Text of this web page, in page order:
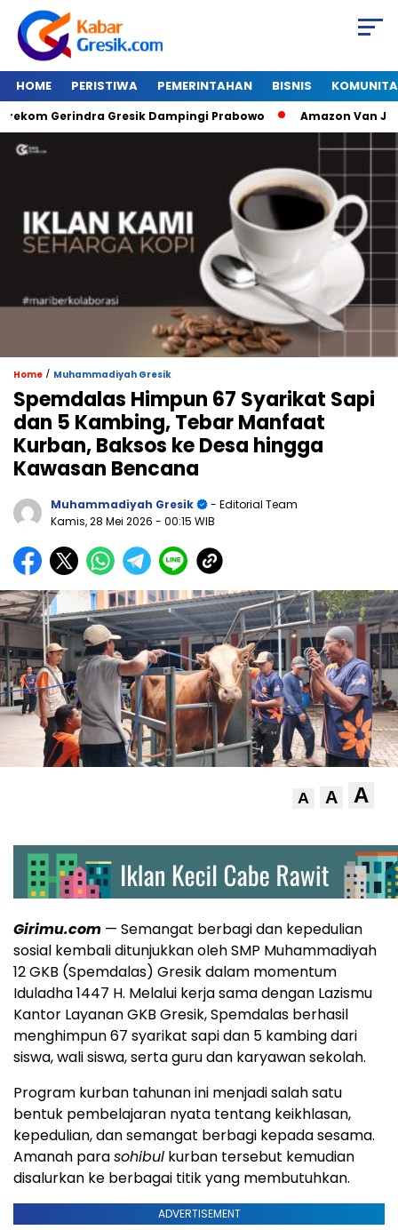
HOME PERISTIWA PEMERINTAHAN BISNIS
Gerindra Gresik Dampingi Prabowo Amazon Van Java
Home / Muhammadiyah Gresik
Spemdalas Himpun 67 Syarikat Sapi
dan 5 Kambing, Tebar Manfaat
Kurban, Baksos ke Desa hingga
Kawasan Bencana
Muhammadiyah Gresik
- Editorial Team
Kamis, 28 Mei 2026 - 00:15 WIB
A A A
Girimu.com — Semangat berbagi dan kepedulian
sosial kembali ditunjukkan oleh SMP Muhammadiyah
12 GKB (Spemdalas) Gresik dalam momentum
Iduladha 1447 H. Melalui kerja sama dengan Lazismu
Kantor Layanan GKB Gresik, Spemdalas berhasil
menghimpun 67 syarikat sapi dan 5 kambing dari
siswa, wali siswa, serta guru dan karyawan sekolah.
Program kurban tahunan ini menjadi salah satu
bentuk pembelajaran nyata tentang keikhlasan,
kepedulian, dan semangat berbagi kepada sesama.
Amanah parasohibul kurban tersebut kemudian
disalurkan ke berbagai titik yang membutuhkan.
ADVERTISEMENT